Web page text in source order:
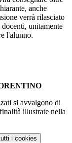
anche
verrà rilasciato
unitamente
l'alunno.
si avvalgono di
illustrate nella
i cookies